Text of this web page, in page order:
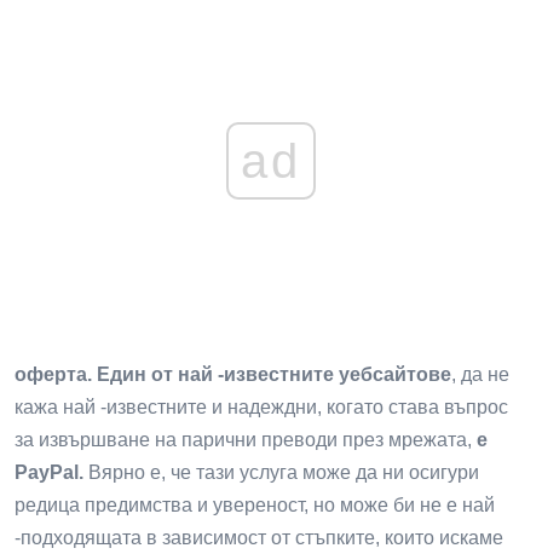
ad
оферта. Един от най -известните уебсайтове, да не
кажа най -известните и надеждни, когато става въпрос
за извършване на парични преводи през мрежата, е
PayPal. Вярно е, че тази услуга може да ни осигури
редица предимства и увереност, но може би не е най
-подходящата в зависимост от стъпките, които искаме